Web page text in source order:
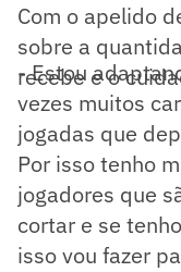
Com o apelido
sobre a
recebe e o
- Estou
vezes muitos
jogadas que
Por isso tenho
jogadores que
cortar e se
isso vou fazer